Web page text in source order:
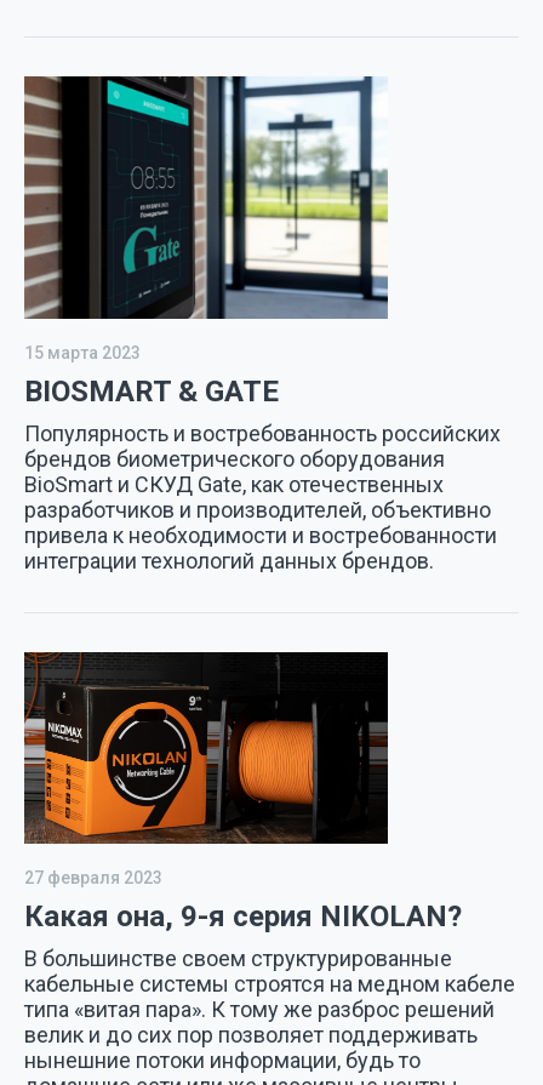
15 марта 2023
BIOSMART & GATE
Популярность и востребованность российских
брендов биометрического оборудования
BioSmart и СКУД Gate, как отечественных
разработчиков и производителей, объективно
привела к необходимости и востребованности
интеграции технологий данных брендов.
27 февраля 2023
Какая она, 9-я серия NIKOLAN?
В большинстве своем структу­рированные
кабельные систе­мы строятся на медном кабеле
типа «витая пара». К тому же разброс решений
велик и до сих пор позволяет поддержи­вать
нынешние потоки инфор­мации, будь то